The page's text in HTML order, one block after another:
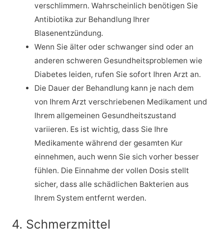
verschlimmern. Wahrscheinlich benötigen Sie
Antibiotika zur Behandlung Ihrer
Blasenentzündung.
Wenn Sie älter oder schwanger sind oder an
anderen schweren Gesundheitsproblemen wie
Diabetes leiden, rufen Sie sofort Ihren Arzt an.
Die Dauer der Behandlung kann je nach dem
von Ihrem Arzt verschriebenen Medikament und
Ihrem allgemeinen Gesundheitszustand
variieren. Es ist wichtig, dass Sie Ihre
Medikamente während der gesamten Kur
einnehmen, auch wenn Sie sich vorher besser
fühlen. Die Einnahme der vollen Dosis stellt
sicher, dass alle schädlichen Bakterien aus
Ihrem System entfernt werden.
4. Schmerzmittel